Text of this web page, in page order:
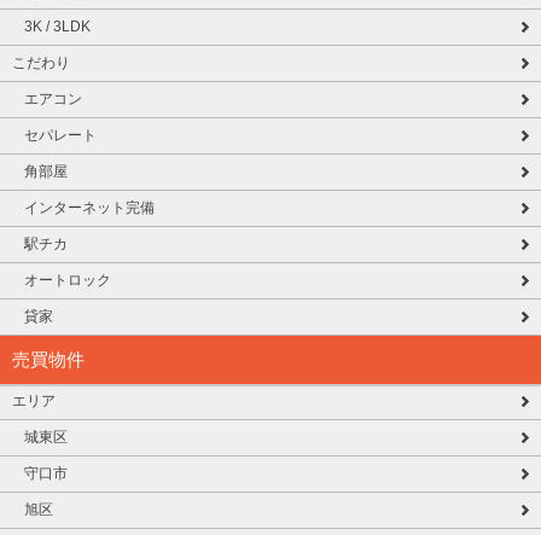
3K / 3LDK
こだわり
エアコン
セパレート
角部屋
インターネット完備
駅チカ
オートロック
貸家
売買物件
エリア
城東区
守口市
旭区